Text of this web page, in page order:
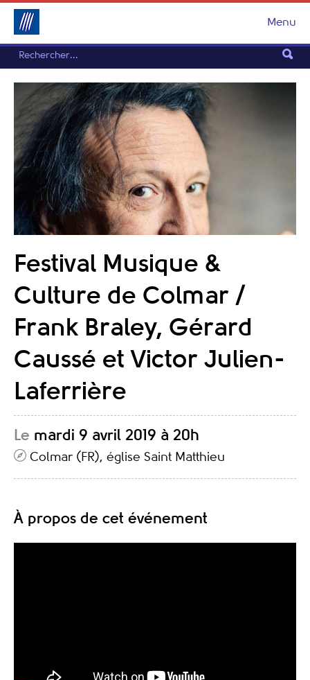
Menu
Festival Musique &
Culture de Colmar /
Frank Braley, Gérard
Caussé et Victor Julien-
Laferrière
Le mardi 9 avril 2019 à 20h
Colmar (FR), église Saint Matthieu
À propos de cet événement